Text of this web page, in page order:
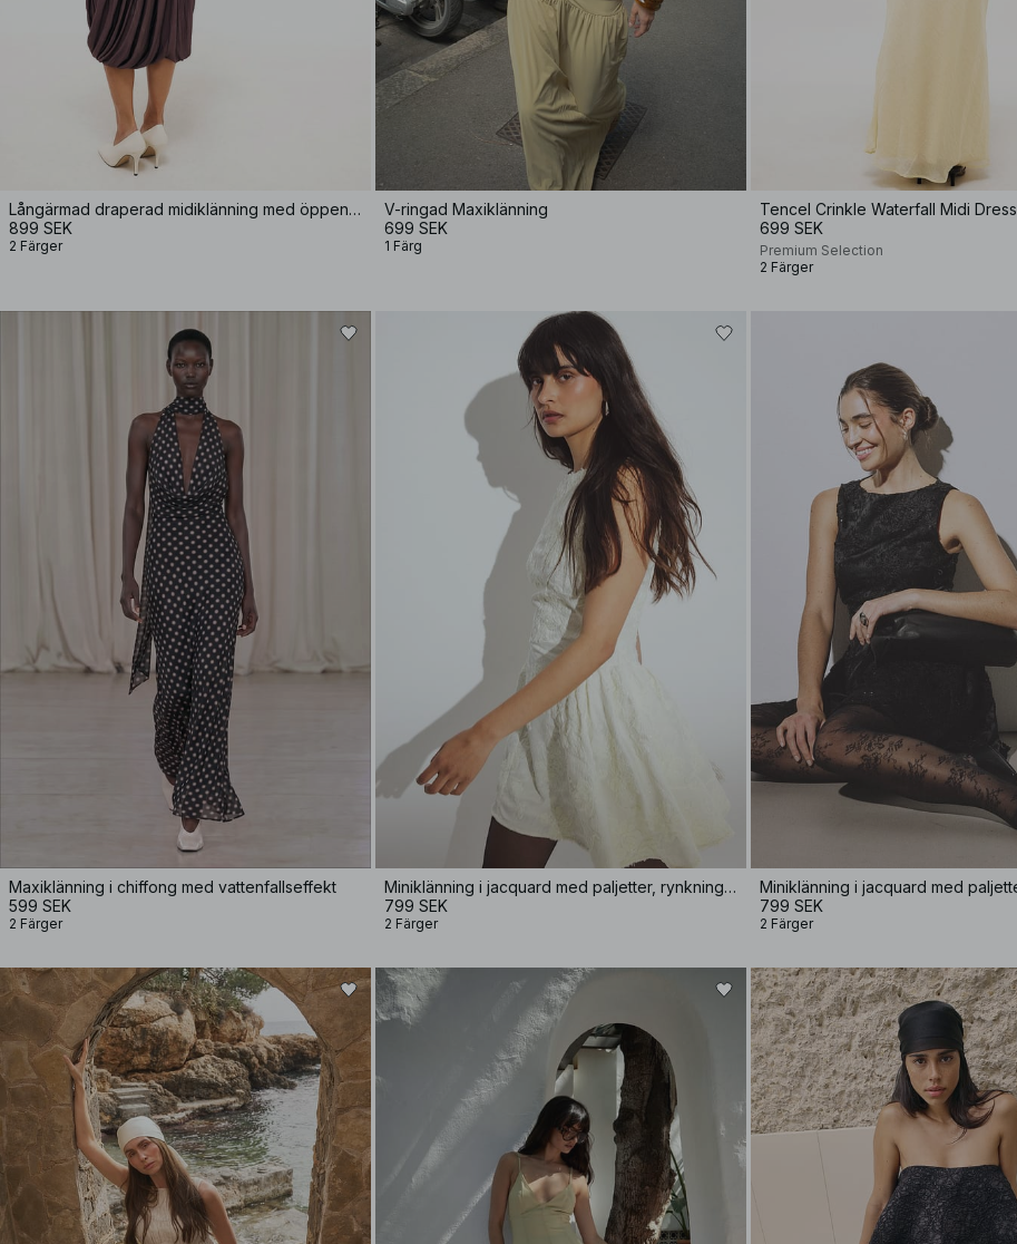
Långärmad draperad midiklänning med öppen rygg
899 SEK
2 Färger
V-ringad Maxiklänning
699 SEK
1 Färg
Tencel Crinkle Waterfall Midi Dress
699 SEK
Premium Selection
2 Färger
Maxiklänning i chiffong med vattenfallseffekt
599 SEK
2 Färger
Miniklänning i jacquard med paljetter, rynkning i höften
799 SEK
2 Färger
799 SEK
2 Färger